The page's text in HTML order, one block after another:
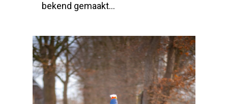
bekend gemaakt…